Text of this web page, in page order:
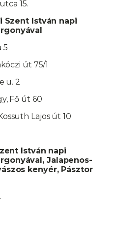
15.
Szent István napi
5
út 75/1
u. 2
Fő út 60
Lajos út 10
István napi
Jalapenos-
kenyér, Pásztor